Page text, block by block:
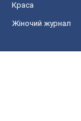
Краса
Жіночий журнал